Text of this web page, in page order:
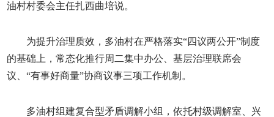
油村村委会主任扎西曲培说。
为提升治理质效，多油村在严格落实“四议两公开”制度
的基础上，常态化推行周二集中办公、基层治理联席会
议、“有事好商量”协商议事三项工作机制。
多油村组建复合型矛盾调解小组，依托村级调解室、兴